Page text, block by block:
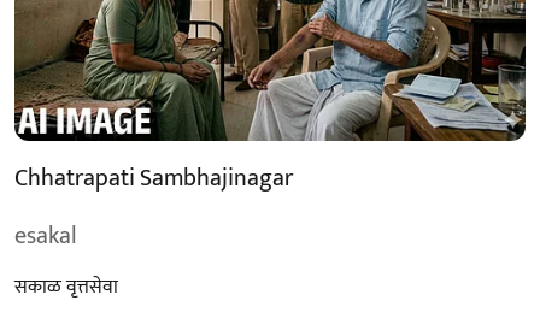
Chhatrapati Sambhajinagar
esakal
सकाळ वृत्तसेवा